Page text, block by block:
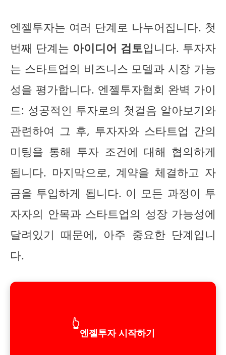
엔젤투자는 여러 단계로 나누어집니다. 첫
번째 단계는 아이디어 검토입니다. 투자자
는 스타트업의 비즈니스 모델과 시장 가능
성을 평가합니다. 엔젤투자협회 완벽 가이
드: 성공적인 투자로의 첫걸음 알아보기와
관련하여 그 후, 투자자와 스타트업 간의
미팅을 통해 투자 조건에 대해 협의하게
됩니다. 마지막으로, 계약을 체결하고 자
금을 투입하게 됩니다. 이 모든 과정이 투
자자의 안목과 스타트업의 성장 가능성에
달려있기 때문에, 아주 중요한 단계입니
다.
👆
엔젤투자 시작하기